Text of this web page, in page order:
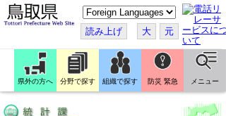
こ
の
ペ
ー
ジ
翻
訳
す
読み上げ 大 元
県外の方へ 分野で探す 組織で探す 防災 緊急 メニュー